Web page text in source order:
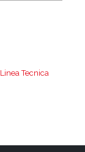
Linea Tecnica